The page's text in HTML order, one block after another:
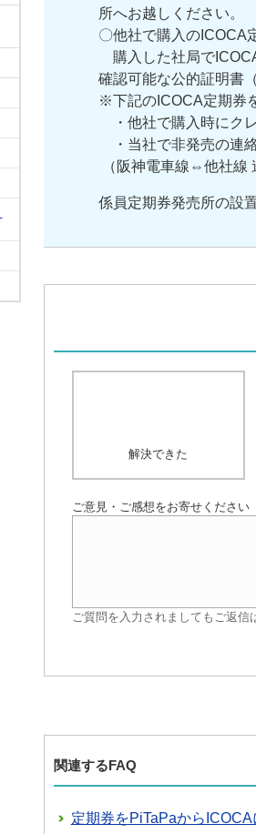
所へお越しください。
〇他社で購入のICOCA
購入した社局で
確認可能な公的証明書
※下記のICOCA定期券
・他社で購入時にク
・当社で非発売の連
（阪神電車線⇔他社線
係員定期券発売所の設
解決できた
ご意見・ご感想をお寄せください
ご質問を入力されましてもご返信
関連するFAQ
定期券をPiTaPaから